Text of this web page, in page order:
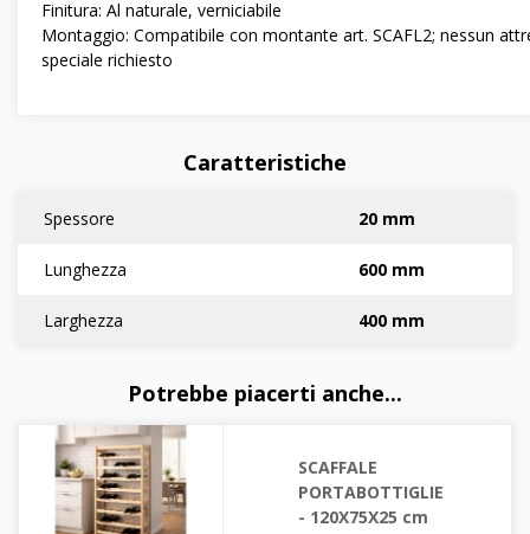
Finitura: Al naturale, verniciabile
Montaggio: Compatibile con montante art. SCAFL2; nessun
speciale richiesto
Caratteristiche
Spessore 20 mm
Lunghezza 600 mm
Larghezza 400 mm
Potrebbe piacerti anche...
SCAFFALE
PORTABOTTIGLIE
- 120X75X25 cm